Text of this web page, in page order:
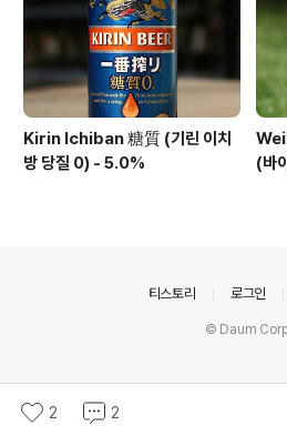
Kirin Ichiban 糖質 (기린 이치
방 당질 0) - 5.0%
(바
2 2
티스토리 로그인
© Daum